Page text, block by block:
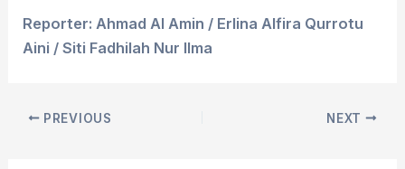
Reporter: Ahmad Al Amin / Erlina Alfira Qurrotu
Aini / Siti Fadhilah Nur Ilma
PREVIOUS NEXT